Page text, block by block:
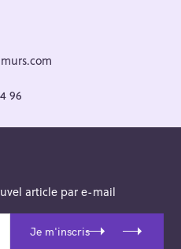
96
article par e-mail
Je m'inscris